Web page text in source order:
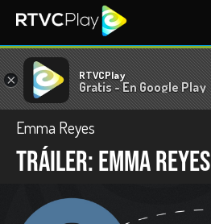
× RTVCPlay
Gratis - En Google Play
Emma Reyes
Tráiler: Emma Reyes